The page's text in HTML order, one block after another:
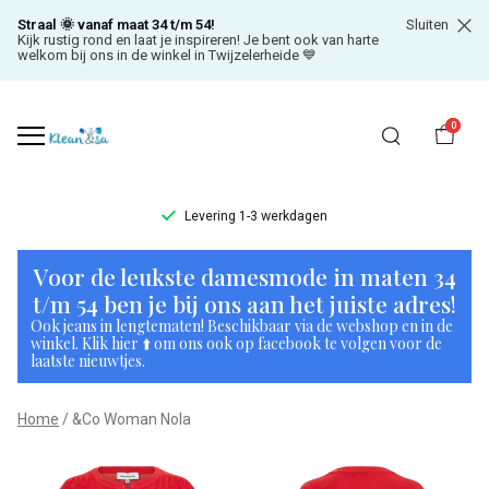
Straal 🌞 vanaf maat 34 t/m 54!
Kijk rustig rond en laat je inspireren! Je bent ook van harte
welkom bij ons in de winkel in Twijzelerheide 💙
Sluiten
0
Levering 1-3 werkdagen
&Co
Woman
Nola
-
Klean
Voor de leukste damesmode in maten 34
t/m 54 ben je bij ons aan het juiste adres!
Ook jeans in lengtematen! Beschikbaar via de webshop en in de
winkel. Klik hier ⬆️ om ons ook op facebook te volgen voor de
laatste nieuwtjes.
Home &Co Woman Nola